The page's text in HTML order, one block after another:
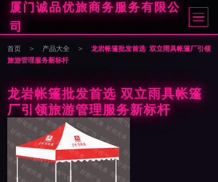
厦门诚品优旅商务服务有限公
司
首页 > 产品大全 >
龙岩帐篷批发首选 双立雨具帐篷厂引领
旅游管理服务新标杆
龙岩帐篷批发首选 双立雨具帐篷
厂引领旅游管理服务新标杆